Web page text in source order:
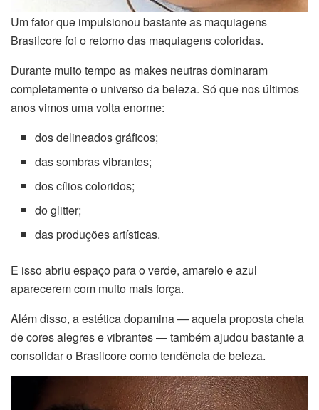
Um fator que impulsionou bastante as maquiagens
Brasilcore foi o retorno das maquiagens coloridas.
Durante muito tempo as makes neutras dominaram
completamente o universo da beleza. Só que nos últimos
anos vimos uma volta enorme:
dos delineados gráficos;
das sombras vibrantes;
dos cílios coloridos;
do glitter;
das produções artísticas.
E isso abriu espaço para o verde, amarelo e azul
aparecerem com muito mais força.
Além disso, a estética dopamina — aquela proposta cheia
de cores alegres e vibrantes — também ajudou bastante a
consolidar o Brasilcore como tendência de beleza.